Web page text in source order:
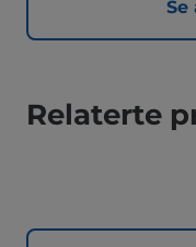
Se
Relaterte